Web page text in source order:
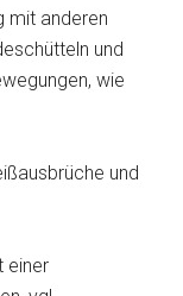
mit anderen
und
wie
und
einer